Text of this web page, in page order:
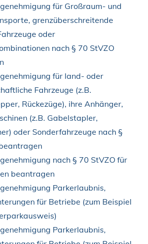
für Großraum- und
grenzüberschreitende
oder
nach § 70 StVZO
für land- oder
Fahrzeuge (z.B.
Rückezüge), ihre Anhänger,
(z.B. Gabelstapler,
oder Sonderfahrzeuge nach §
nach § 70 StVZO für
beantragen
Parkerlaubnis,
für Betriebe (zum Beispiel
Parkerlaubnis,